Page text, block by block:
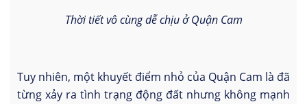
Thời tiết vô cùng dễ chịu ở Quận Cam
Tuy nhiên, một khuyết điểm nhỏ của Quận Cam là đã
từng xảy ra tình trạng động đất nhưng không mạnh